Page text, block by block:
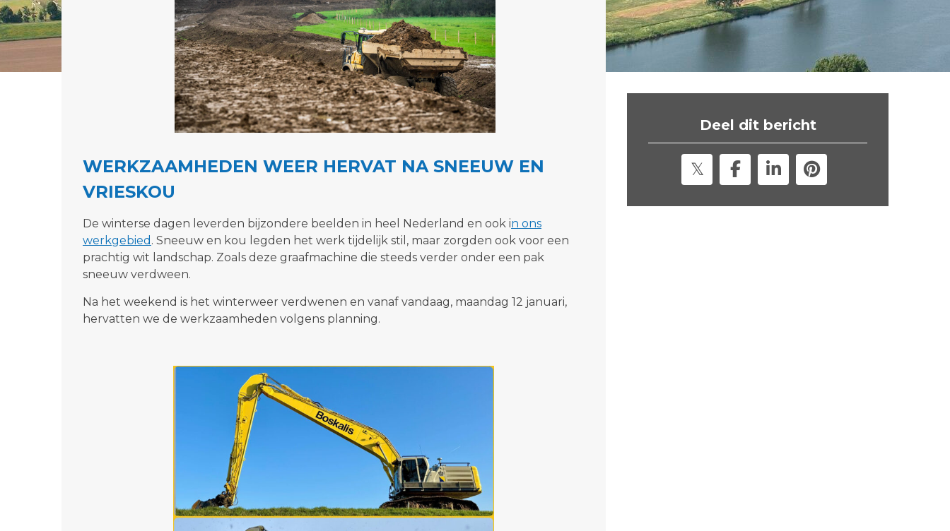
WERKZAAMHEDEN WEER HERVAT NA SNEEUW EN
VRIESKOU
De winterse dagen leverden bijzondere beelden in heel Nederland en ook in ons
werkgebied . Sneeuw en kou legden het werk tijdelijk stil, maar zorgden ook voor een
prachtig wit landschap. Zoals deze graafmachine die steeds verder onder een pak
sneeuw verdween.
Na het weekend is het winterweer verdwenen en vanaf vandaag, maandag 12 januari,
hervatten we de werkzaamheden volgens planning.
Deel dit bericht